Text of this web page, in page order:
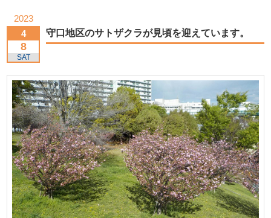
2023
4
8
SAT
守口地区のサトザクラが見頃を迎えています。